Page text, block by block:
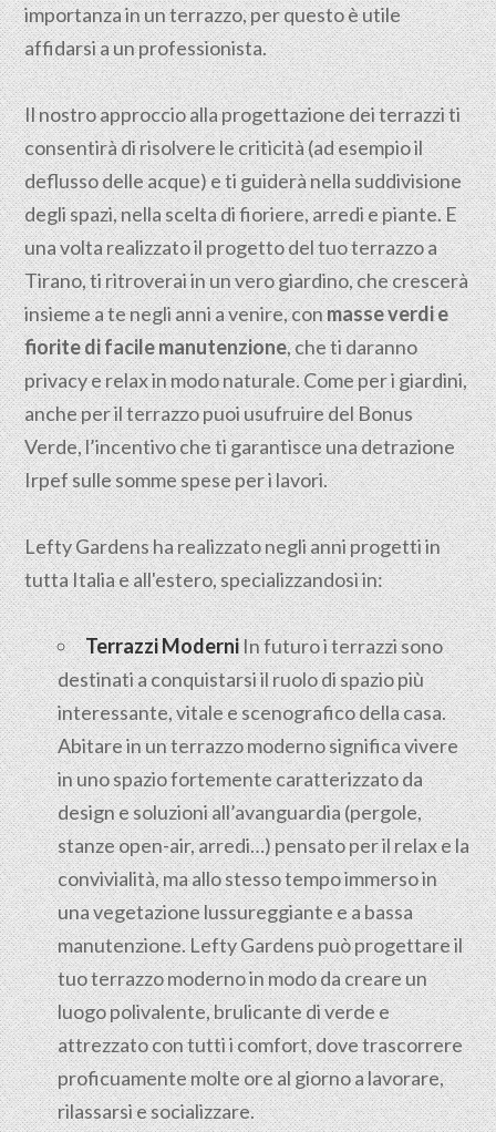
importanza in un terrazzo, per questo è utile
affidarsi a un professionista.
Il nostro approccio alla progettazione dei terrazzi ti
consentirà di risolvere le criticità (ad esempio il
deflusso delle acque) e ti guiderà nella suddivisione
degli spazi, nella scelta di fioriere, arredi e piante. E
una volta realizzato il progetto del tuo terrazzo a
Tirano, ti ritroverai in un vero giardino, che crescerà
insieme a te negli anni a venire, conmasse verdi e
fiorite di facile manutenzione, che ti daranno
privacy e relax in modo naturale. Come per i giardini,
anche per il terrazzo puoi usufruire del Bonus
Verde, l’incentivo che ti garantisce una detrazione
Irpef sulle somme spese per i lavori.
Lefty Gardens ha realizzato negli anni progetti in
tutta Italia e all'estero, specializzandosi in:
Terrazzi ModerniIn futuro i terrazzi sono
destinati a conquistarsi il ruolo di spazio più
interessante, vitale e scenografico della casa.
Abitare in un terrazzo moderno significa vivere
in uno spazio fortemente caratterizzato da
design e soluzioni all’avanguardia (pergole,
stanze open-air, arredi…) pensato per il relax e la
convivialità, ma allo stesso tempo immerso in
una vegetazione lussureggiante e a bassa
manutenzione. Lefty Gardens può progettare il
tuo terrazzo moderno in modo da creare un
luogo polivalente, brulicante di verde e
attrezzato con tutti i comfort, dove trascorrere
proficuamente molte ore al giorno a lavorare,
rilassarsi e socializzare.